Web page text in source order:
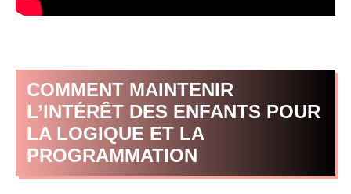
COMMENT MAINTENIR
L’INTÉRÊT DES ENFANTS POUR
LA LOGIQUE ET LA
PROGRAMMATION